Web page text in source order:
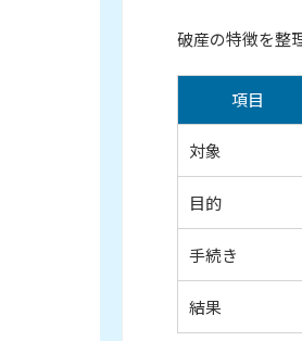
破産の特徴を整
項目
対象
目的
手続き
結果